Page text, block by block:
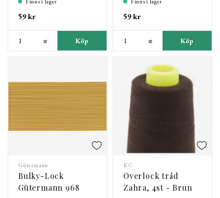
59 kr
st Köp
59 kr
st Köp
Gütermann
Bulky-Lock
Gütermann 968
KC
Overlock tråd
Zahra, 4st - Brun